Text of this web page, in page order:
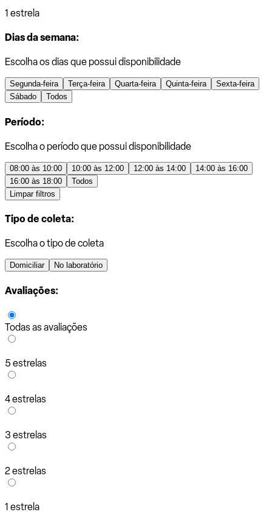
1 estrela
Dias da semana:
Escolha os dias que possui disponibilidade
Segunda-feira Terça-feira Quarta-feira Quinta-feira
Sexta-feira
Sábado
Todos
Período:
Escolha o período que possui disponibilidade
08:00 às 10:00 10:00 às 12:00 12:00 às 14:00
14:00 às 16:00
16:00 às 18:00
Todos
Limpar filtros
Tipo de coleta:
Escolha o tipo de coleta
Domiciliar No laboratório
Avaliações:
Todas as avaliações
5 estrelas
4 estrelas
3 estrelas
2 estrelas
1 estrela